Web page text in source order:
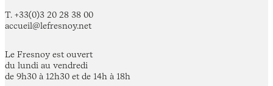
T. +33(0)3 20 28 38 00
accueil@lefresnoy.net
Le Fresnoy est ouvert
du lundi au vendredi
de 9h30 à 12h30 et de 14h à 18h